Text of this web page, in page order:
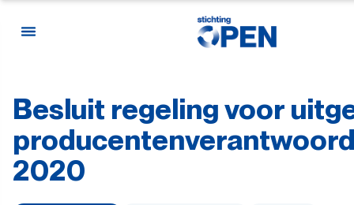
Skip to content
Besluit regelingvoor
2020